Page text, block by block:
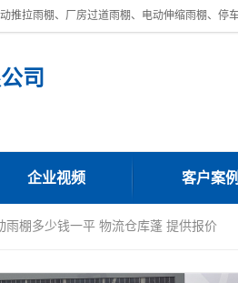
司
企业视频 客户案例
雨棚多少钱一平 物流仓库蓬 提供报价